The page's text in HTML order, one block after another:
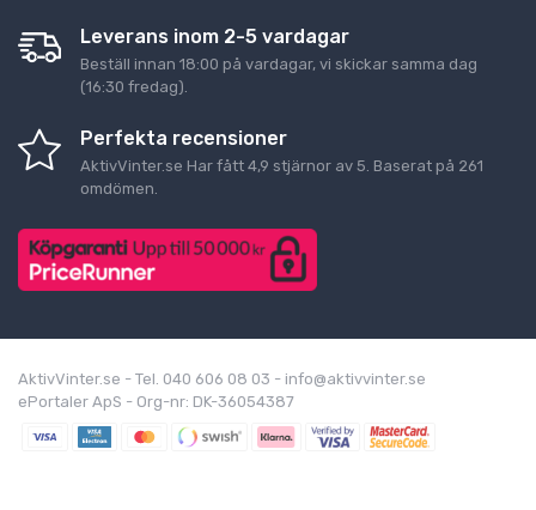
Leverans inom 2-5 vardagar
Beställ innan 18:00 på vardagar, vi skickar samma dag
(16:30 fredag).
Perfekta recensioner
AktivVinter.se Har fått 4,9 stjärnor av 5 . Baserat på 261
omdömen.
AktivVinter.se - Tel. 040 606 08 03 - info@aktivvinter.se
ePortaler ApS - Org-nr: DK-36054387